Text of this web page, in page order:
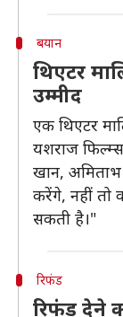
बयान
थिएटर
उम्मीद
एक थिएटर
यशराज
खान,
करेंगे, नहीं तो
सकती है।"
रिफंड
रिफंड देने